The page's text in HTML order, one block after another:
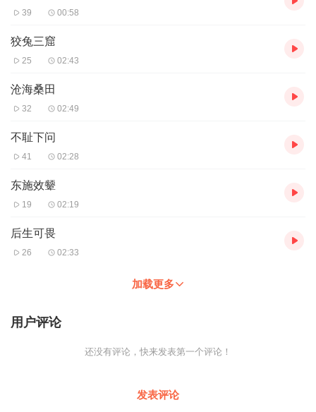
39 00:58
狡兔三窟
25 02:43
沧海桑田
32 02:49
不耻下问
41 02:28
东施效颦
19 02:19
后生可畏
26 02:33
加载更多
用户评论
还没有评论，快来发表第一个评论！
发表评论